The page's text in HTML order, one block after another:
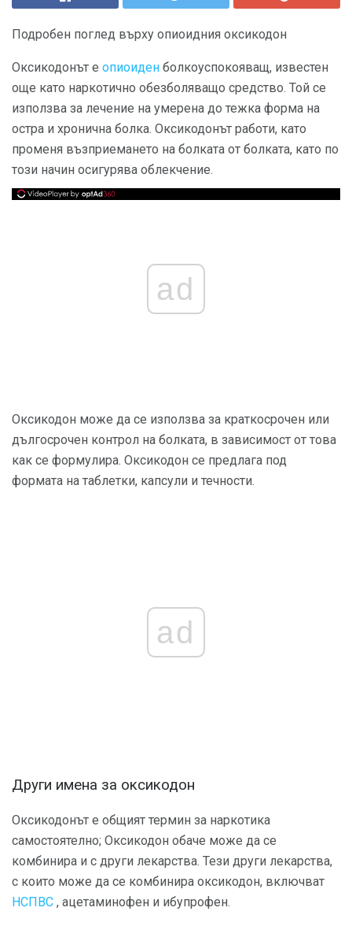
Подробен поглед върху опиоидния оксикодон
Оксикодонът е опиоиден болкоуспокояващ, известен
още като наркотично обезболяващо средство. Той се
използва за лечение на умерена до тежка форма на
остра и хронична болка. Оксикодонът работи, като
променя възприемането на болката от болката, като по
този начин осигурява облекчение.
ad
Оксикодон може да се използва за краткосрочен или
дългосрочен контрол на болката, в зависимост от това
как се формулира. Оксикодон се предлага под
формата на таблетки, капсули и течности.
ad
Други имена за оксикодон
Оксикодонът е общият термин за наркотика
самостоятелно; Оксикодон обаче може да се
комбинира и с други лекарства. Тези други лекарства,
с които може да се комбинира оксикодон, включват
НСПВС , ацетаминофен и ибупрофен.